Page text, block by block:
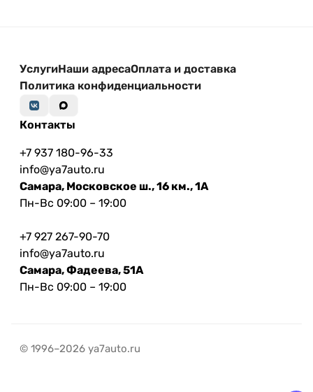
УслугиНаши адресаОплата и доставка
Политика конфиденциальности
Контакты
+7 937 180-96-33
info@ya7auto.ru
Самара, Московское ш., 16 км., 1А
Пн-Вс 09:00 – 19:00
+7 927 267-90-70
info@ya7auto.ru
Самара, Фадеева, 51А
Пн-Вс 09:00 – 19:00
© 1996–2026 ya7auto.ru